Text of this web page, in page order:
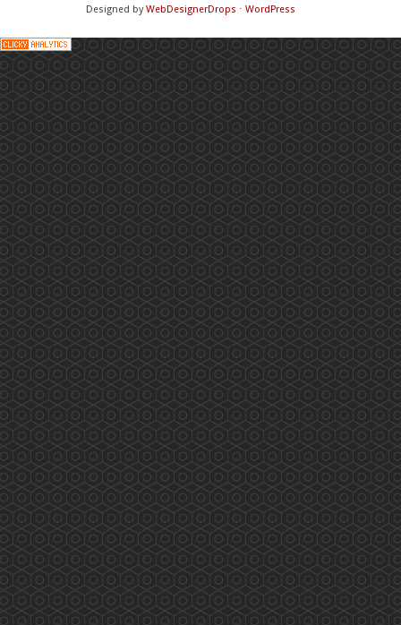
Designed byWebDesignerDrops ⋅ WordPress